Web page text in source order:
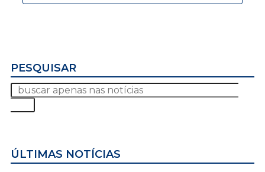
PESQUISAR
ÚLTIMAS NOTÍCIAS